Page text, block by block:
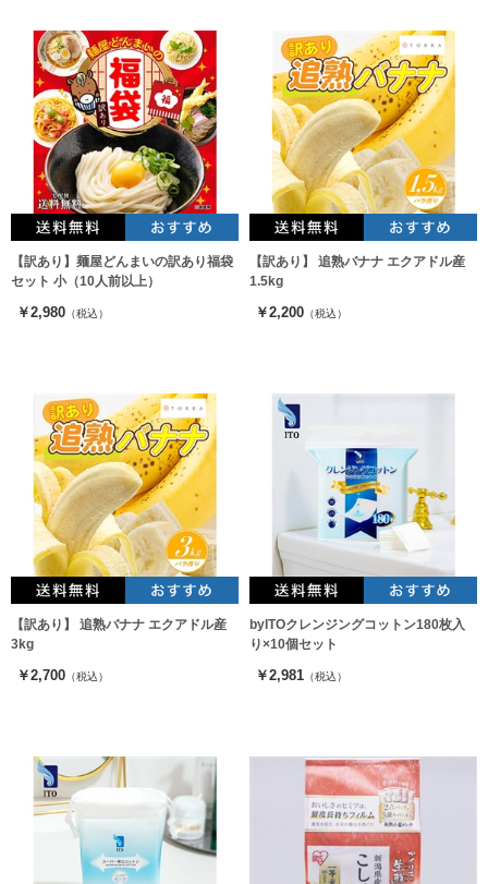
【訳あり】麺屋どんまいの訳あり福袋
セット 小（10人前以上）
￥2,980 （税込）
【訳あり】 追熟バナナ エクアドル産
1.5kg
￥2,200 （税込）
【訳あり】 追熟バナナ エクアドル産
3kg
￥2,700 （税込）
byITOクレンジングコットン180枚入
り×10個セット
￥2,981 （税込）